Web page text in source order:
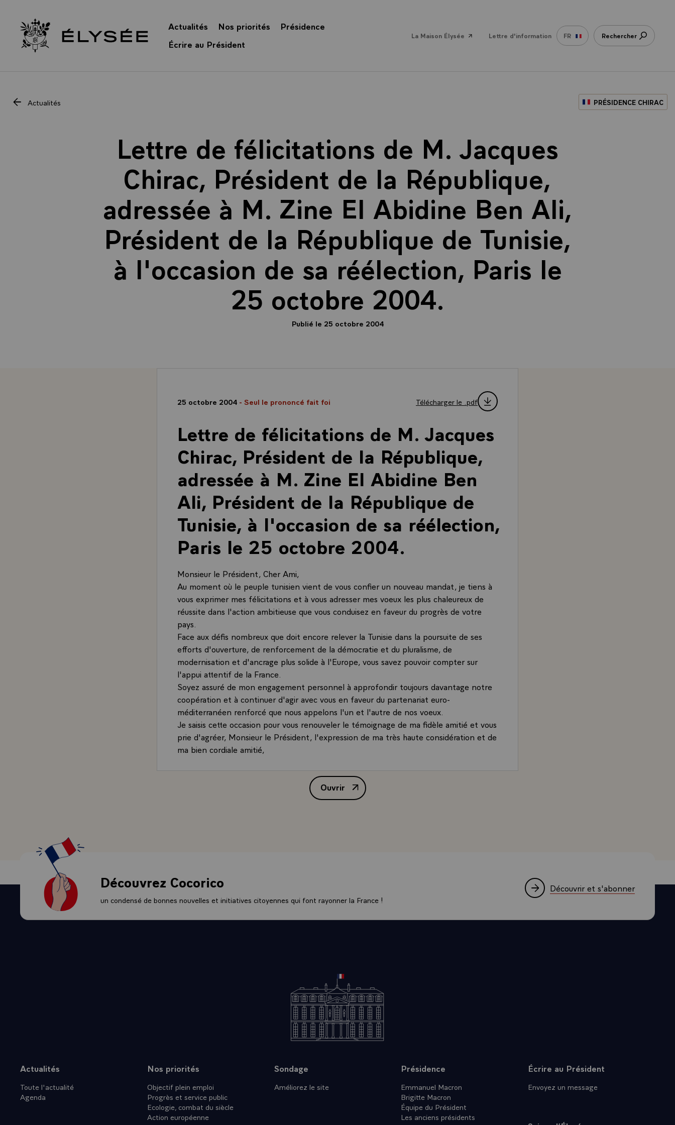
Retour à l’accueil Élysée
Actualités Nos priorités
Présidence
Écrire au Président
La Maison Élysée Lettre d'information FR Rechercher
Actualités PRÉSIDENCE CHIRAC
Lettre de félicitations de M. Jacques
Chirac, Président de la République,
adressée à M. Zine El Abidine Ben Ali,
Président de la République de Tunisie,
à l'occasion de sa réélection, Paris le
25 octobre 2004.
Publié le 25 octobre 2004
25 octobre 2004 - Seul le prononcé fait foi Télécharger le .pdf
Lettre de félicitations de M. Jacques
Chirac, Président de la République,
adressée à M. Zine El Abidine Ben
Ali, Président de la République de
Tunisie, à l'occasion de sa réélection,
Paris le 25 octobre 2004.
Monsieur le Président, Cher Ami,
Au moment où le peuple tunisien vient de vous confier un nouveau mandat, je tiens à
vous exprimer mes félicitations et à vous adresser mes voeux les plus chaleureux de
réussite dans l'action ambitieuse que vous conduisez en faveur du progrès de votre
pays.
Face aux défis nombreux que doit encore relever la Tunisie dans la poursuite de ses
efforts d'ouverture, de renforcement de la démocratie et du pluralisme, de
modernisation et d'ancrage plus solide à l'Europe, vous savez pouvoir compter sur
l'appui attentif de la France.
Soyez assuré de mon engagement personnel à approfondir toujours davantage notre
coopération et à continuer d'agir avec vous en faveur du partenariat euro-
méditerranéen renforcé que nous appelons l'un et l'autre de nos voeux.
Je saisis cette occasion pour vous renouveler le témoignage de ma fidèle amitié et vous
prie d'agréer, Monsieur le Président, l'expression de ma très haute considération et de
ma bien cordiale amitié,
Ouvrir
Lettre de félicitations de M. Jacques Chirac, Président de la République, adressée à
Découvrez Cocorico
un condensé de bonnes nouvelles et initiatives citoyennes qui font rayonner la France !
Découvrir et s'abonner
Plan du site
Actualités
Toute l'actualité
Agenda
Nos priorités
Objectif plein emploi
Progrès et service public
Ecologie, combat du siècle
Action européenne
Sondage
Améliorez le site
Présidence
Emmanuel Macron
Brigitte Macron
Équipe du Président
Les anciens présidents
Écrire au Président
Envoyez un message